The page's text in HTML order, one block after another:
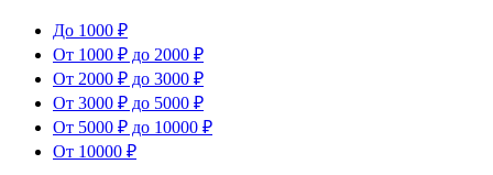
До 1000 ₽
От 1000 ₽ до 2000 ₽
От 2000 ₽ до 3000 ₽
От 3000 ₽ до 5000 ₽
От 5000 ₽ до 10000 ₽
От 10000 ₽